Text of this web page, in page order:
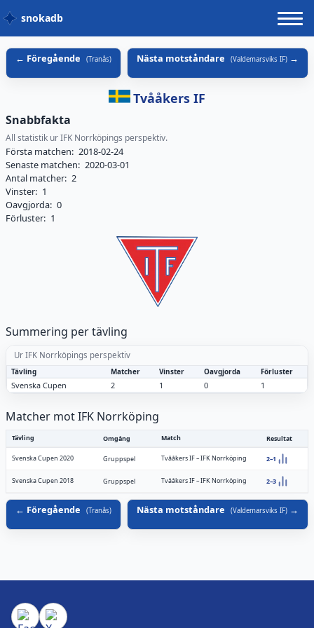
snokadb
Föregående (Tranås) Nästa motståndare (Valdemarsviks IF)
Tvååkers IF
Snabbfakta
All statistik ur IFK Norrköpings perspektiv.
Första matchen: 2018-02-24
Senaste matchen: 2020-03-01
Antal matcher: 2
Vinster: 1
Oavgjorda: 0
Förluster: 1
Summering per tävling
Ur IFK Norrköpings perspektiv
Tävling Matcher Vinster Oavgjorda Förluster
Svenska Cupen 2 1 0 1
Matcher mot IFK Norrköping
Tävling Omgång Match Resultat
Svenska Cupen 2020 Gruppspel Tvååkers IF–IFK Norrköping 2–1
Svenska Cupen 2018 Gruppspel Tvååkers IF–IFK Norrköping 2–3
Föregående (Tranås) Nästa motståndare (Valdemarsviks IF)